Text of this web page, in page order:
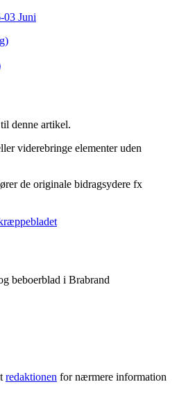
denne artikel.
viderebringe elementer uden
de originale bidragsydere fx
beboerblad i Brabrand
redaktionen for nærmere information